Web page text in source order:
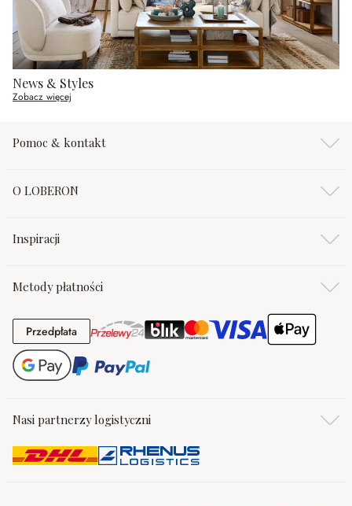
News & Styles
Zobacz więcej
Pomoc & kontakt
O LOBERON
Inspiracji
Metody płatności
PrzedpłataPrzedpłata
Nasi partnerzy logistyczni